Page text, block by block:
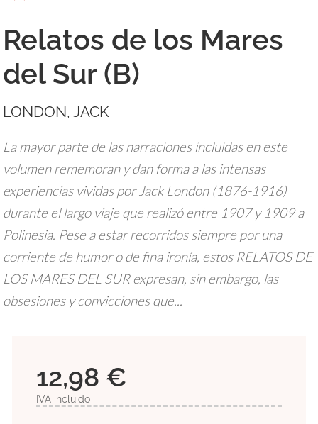
Relatos de los Mares
del Sur (B)
LONDON, JACK
La mayor parte de las narraciones incluidas en este
volumen rememoran y dan forma a las intensas
experiencias vividas por Jack London (1876-1916)
durante el largo viaje que realizó entre 1907 y 1909 a
Polinesia. Pese a estar recorridos siempre por una
corriente de humor o de fina ironía, estos RELATOS DE
LOS MARES DEL SUR expresan, sin embargo, las
obsesiones y convicciones que...
12,98 €
IVA incluido